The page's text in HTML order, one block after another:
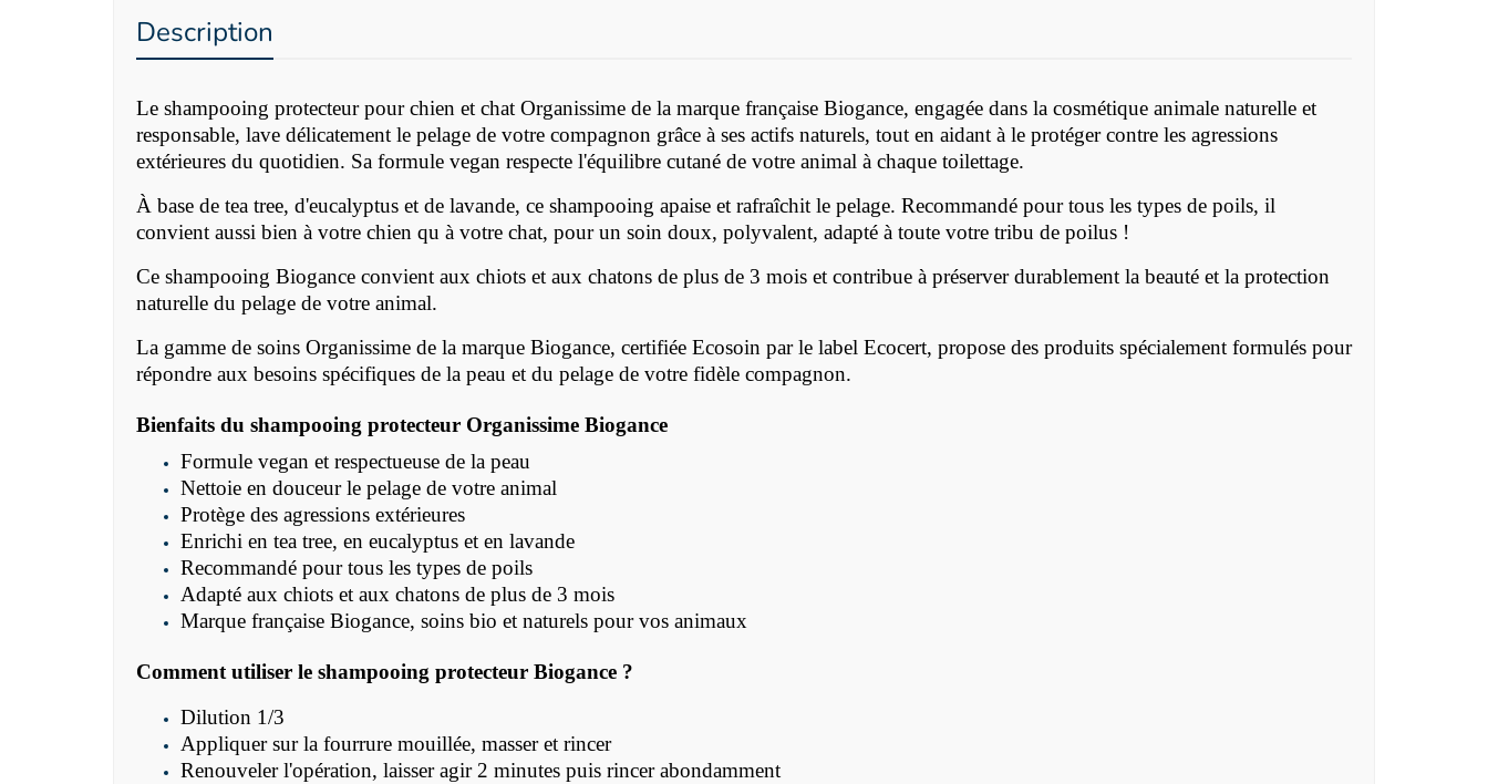
Description
Le shampooing protecteur pour chien et chat Organissime de la marque française Biogance, engagée dans la cosmétique animale naturelle et
responsable, lave délicatement le pelage de votre compagnon grâce à ses actifs naturels, tout en aidant à le protéger contre les agressions
extérieures du quotidien. Sa formule vegan respecte l'équilibre cutané de votre animal à chaque toilettage.
À base de tea tree, d'eucalyptus et de lavande, ce shampooing apaise et rafraîchit le pelage. Recommandé pour tous les types de poils, il
convient aussi bien à votre chien qu à votre chat, pour un soin doux, polyvalent, adapté à toute votre tribu de poilus !
Ce shampooing Biogance convient aux chiots et aux chatons de plus de 3 mois et contribue à préserver durablement la beauté et la protection
naturelle du pelage de votre animal.
La gamme de soins Organissime de la marque Biogance, certifiée Ecosoin par le label Ecocert, propose des produits spécialement formulés pour
répondre aux besoins spécifiques de la peau et du pelage de votre fidèle compagnon.
Bienfaits du shampooing protecteur Organissime Biogance
Formule vegan et respectueuse de la peau
Nettoie en douceur le pelage de votre animal
Protège des agressions extérieures
Enrichi en tea tree, en eucalyptus et en lavande
Recommandé pour tous les types de poils
Adapté aux chiots et aux chatons de plus de 3 mois
Marque française Biogance, soins bio et naturels pour vos animaux
Comment utiliser le shampooing protecteur Biogance ?
Dilution 1/3
Appliquer sur la fourrure mouillée, masser et rincer
Renouveler l'opération, laisser agir 2 minutes puis rincer abondamment